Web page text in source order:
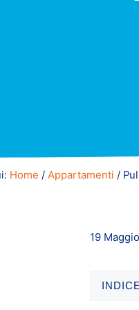
Home / Appartamenti /
19
INDICE